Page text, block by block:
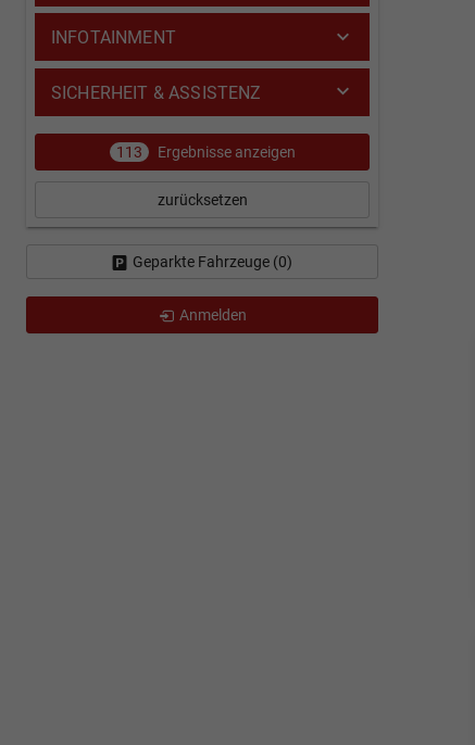
INFOTAINMENT
SICHERHEIT & ASSISTENZ
113 Ergebnisse anzeigen
zurücksetzen
Geparkte Fahrzeuge (0)
Anmelden